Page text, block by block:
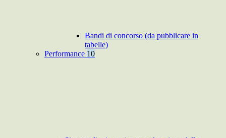
Bandi di concorso (da pubblicare in
tabelle)
Performance 10